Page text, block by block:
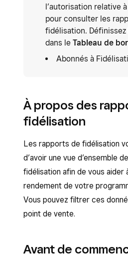
l’autorisation relative
pour consulter les
fidélisation.
dans le Tableau de
Abonnés à
À propos des
fidélisation
Les rapports de fidélisation
d’avoir une vue d’ensemble
fidélisation afin de vous aider
rendement de votre
Vous pouvez filtrer ces
point de vente.
Avant de